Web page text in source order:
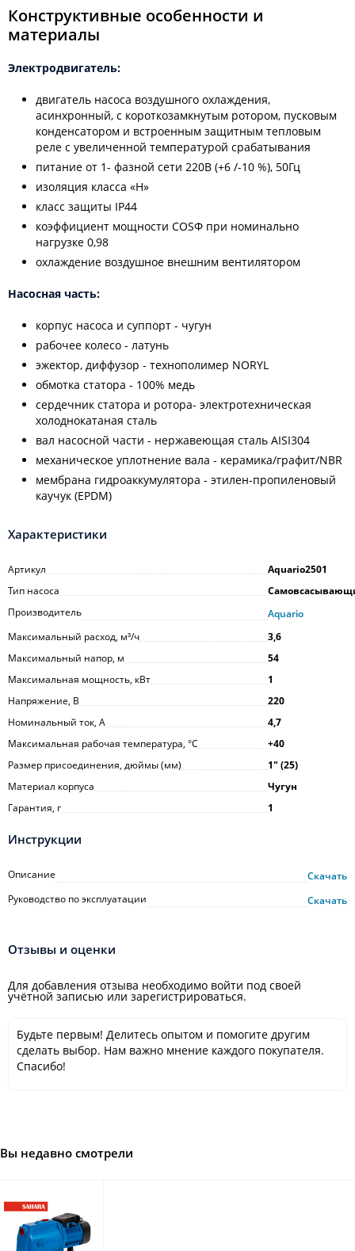
Конструктивные особенности и
материалы
Электродвигатель:
двигатель насоса воздушного охлаждения,
асинхронный, с короткозамкнутым ротором, пусковым
конденсатором и встроенным защитным тепловым
реле с увеличенной температурой срабатывания
питание от 1- фазной сети 220В (+6 /-10 %), 50Гц
изоляция класса «H»
класс защиты IP44
коэффициент мощности COSФ при номинально
нагрузке 0,98
охлаждение воздушное внешним вентилятором
Насосная часть:
корпус насоса и суппорт - чугун
рабочее колесо - латунь
эжектор, диффузор - технополимер NORYL
обмотка статора - 100% медь
сердечник статора и ротора- электротехническая
холоднокатаная сталь
вал насосной части - нержавеющая сталь АISI304
механическое уплотнение вала - керамика/графит/NВR
мембрана гидроаккумулятора - этилен-пропиленовый
каучук (EPDM)
Характеристики
Артикул
Aquario2501
Тип насоса
Производитель
Aquario
Максимальный расход, м³/ч
3,6
Максимальный напор, м
54
Максимальная мощность, кВт
1
Напряжение, В
220
Номинальный ток, А
4,7
Максимальная рабочая температура, °С
+40
Размер присоединения, дюймы (мм)
1ʺ (25)
Материал корпуса
Чугун
Гарантия, г
1
Инструкции
Описание
Скачать
Руководство по эксплуатации
Скачать
Отзывы и оценки
Для добавления отзыва необходимо войти под своей
учётной записью или зарегистрироваться.
Будьте первым! Делитесь опытом и помогите другим
сделать выбор. Нам важно мнение каждого покупателя.
Спасибо!
Вы недавно смотрели